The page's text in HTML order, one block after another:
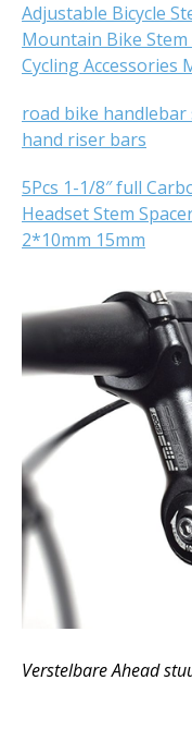
Adjustable Bicycle
Mountain Bike
Cycling Accessories
road bike handlebar
hand riser bars
5Pcs 1-1/8″ full
Headset Stem
2*10mm 15mm
Verstelbare Ahead